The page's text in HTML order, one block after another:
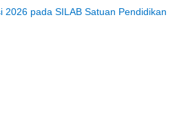
2026 pada SILAB Satuan Pendidikan